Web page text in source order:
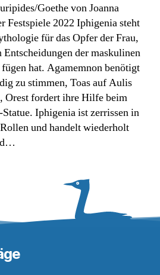
Goethe von Joanna
Festspiele 2022 Iphigenia steht
für das Opfer der Frau,
Entscheidungen der maskulinen
hat. Agamemnon benötigt
zu stimmen, Toas auf Aulis
Orest fordert ihre Hilfe beim
Iphigenia ist zerrissen in
und handelt wiederholt